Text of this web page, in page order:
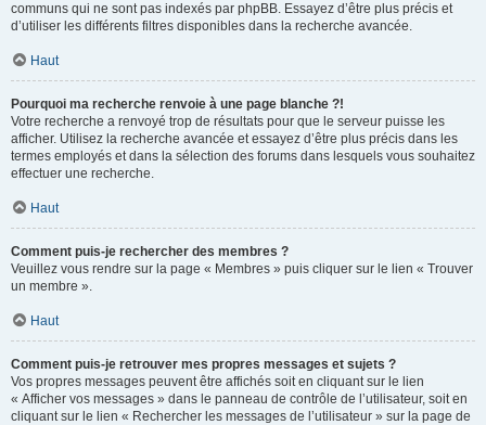
communs qui ne sont pas indexés par phpBB. Essayez d’être plus précis et
d’utiliser les différents filtres disponibles dans la recherche avancée.
Haut
Pourquoi ma recherche renvoie à une page blanche ?!
Votre recherche a renvoyé trop de résultats pour que le serveur puisse les
afficher. Utilisez la recherche avancée et essayez d’être plus précis dans les
termes employés et dans la sélection des forums dans lesquels vous souhaitez
effectuer une recherche.
Haut
Comment puis-je rechercher des membres ?
Veuillez vous rendre sur la page « Membres » puis cliquer sur le lien « Trouver
un membre ».
Haut
Comment puis-je retrouver mes propres messages et sujets ?
Vos propres messages peuvent être affichés soit en cliquant sur le lien
« Afficher vos messages » dans le panneau de contrôle de l’utilisateur, soit en
cliquant sur le lien « Rechercher les messages de l’utilisateur » sur la page de